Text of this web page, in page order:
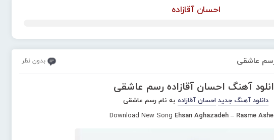
احسان آقازاده
رسم عاشقی بدون نظر
آهنگ احسان آقازاده رسم عاشقی
دانلود آهنگ جدید احسان آقازاده به نام رسم عاشقی
Download New Song Ehsan Aghazadeh – Rasme